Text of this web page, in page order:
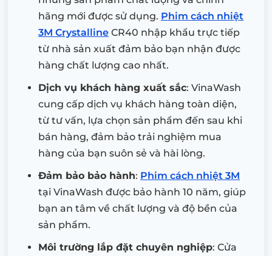
hãng mới được sử dụng. Phim cách nhiệt
3M Crystalline CR40 nhập khẩu trực tiếp
từ nhà sản xuất đảm bảo bạn nhận được
hàng chất lượng cao nhất.
Dịch vụ khách hàng xuất sắc: VinaWash
cung cấp dịch vụ khách hàng toàn diện,
từ tư vấn, lựa chọn sản phẩm đến sau khi
bán hàng, đảm bảo trải nghiệm mua
hàng của bạn suôn sẻ và hài lòng.
Đảm bảo bảo hành: Phim cách nhiệt 3M
tại VinaWash được bảo hành 10 năm, giúp
bạn an tâm về chất lượng và độ bền của
sản phẩm.
Môi trường lắp đặt chuyên nghiệp: Cửa